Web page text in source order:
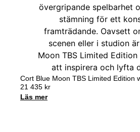
Cort Blue Moon TBS Limited Edition
21 435 kr
Läs mer